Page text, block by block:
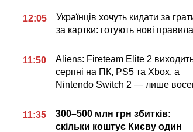
12:05
Українців хочуть кидати за
за картки: готують нові правила
11:50
Aliens: Fireteam Elite 2
серпні на ПК, PS5 та Xbox, а
Nintendo Switch 2 — лише
11:35
300–500 млн грн збитків:
скільки коштує Києву один